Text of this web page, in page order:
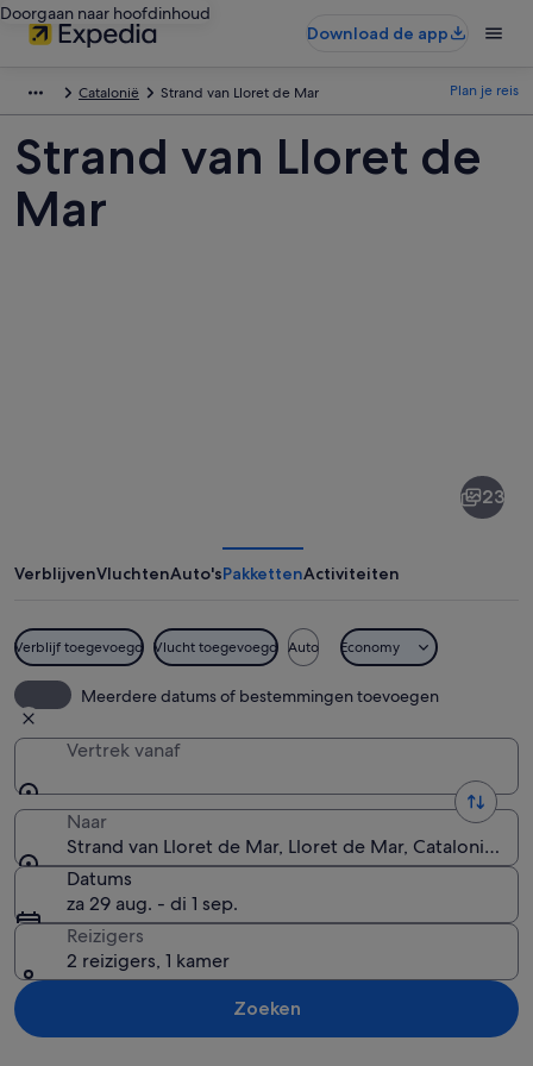
Doorgaan naar hoofdinhoud
Download de app
Catalonië Strand van Lloret de Mar Plan je reis
Strand van Lloret de
Mar
de
23
VerblijvenVluchtenAuto'sPakkettenActiviteiten
Verblijf toegevoegd Vlucht toegevoegd Auto Economy
Meerdere datums of bestemmingen toevoegen
Vertrek vanaf
Naar
Strand van Lloret de Mar, Lloret de Mar, Catalonië,
Datums
za 29 aug. - di 1 sep.
Reizigers
2 reizigers, 1 kamer
Zoeken